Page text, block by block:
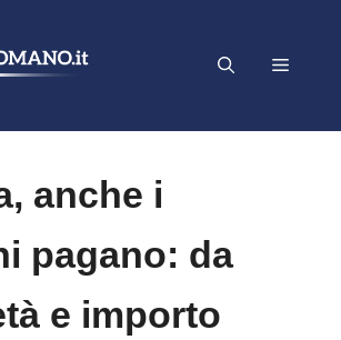
Menu
anche i
pagano: da
e importo